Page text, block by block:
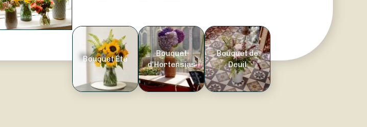
Bouquet Été
Bouquet
d'Hortensias
Bouquet de
Deuil